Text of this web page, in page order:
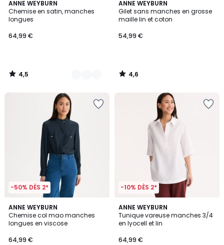
ANNE WEYBURN
Chemise en satin, manches
longues
64,99 €
4,5
/ 5
2
Couleurs
4,5
/
ANNE WEYBURN
Gilet sans manches en grosse
maille lin et coton
54,99 €
4,6
/ 5
4,6
/
-50% DÈS 2*
ANNE WEYBURN
Chemise col mao manches
longues en viscose
64,99 €
5
/
5
-10% DÈS 2*
ANNE WEYBURN
Tunique vareuse manches 3/4
en lyocell et lin
64,99 €
3,7
/ 5